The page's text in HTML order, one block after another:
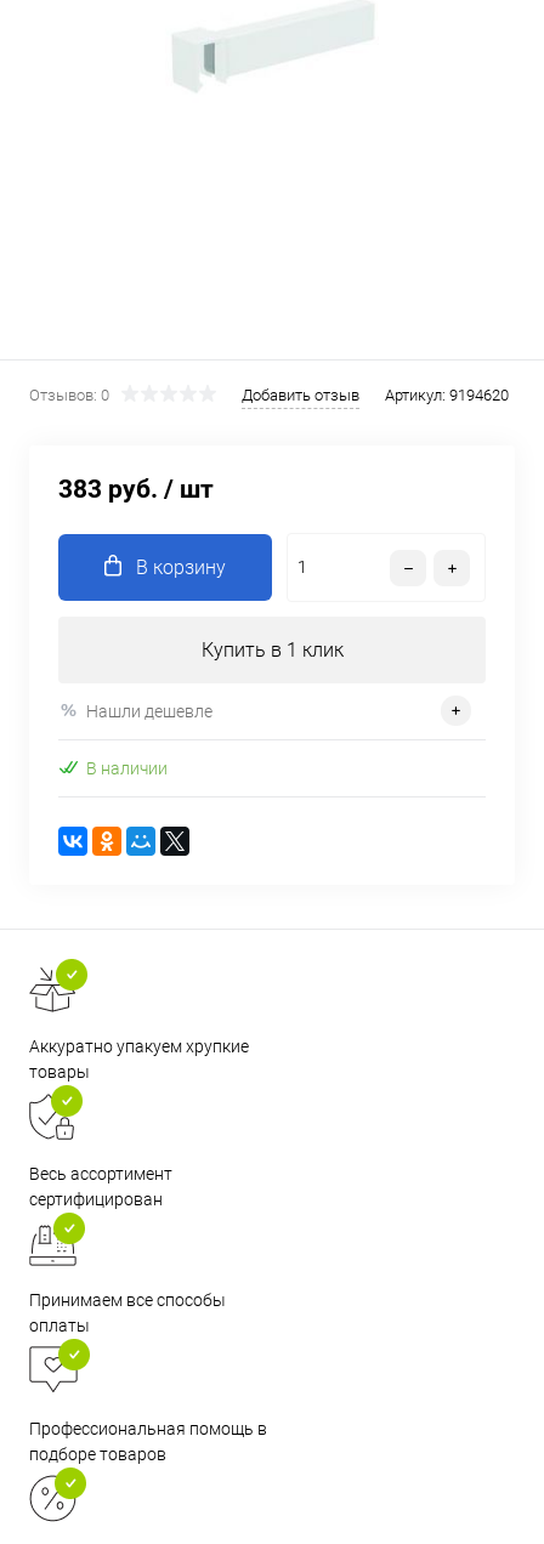
Отзывов: 0 Добавить отзыв Артикул: 9194620
383 руб. / шт
В корзину
Купить в 1 клик
Нашли дешевле
В наличии
Аккуратно упакуем хрупкие
товары
Весь ассортимент
сертифицирован
Принимаем все способы
оплаты
Профессиональная помощь в
подборе товаров